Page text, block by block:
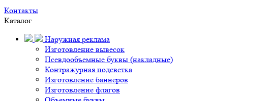
Контакты
Каталог
Наружная реклама
Изготовление вывесок
Псевдообъемные буквы (накладные)
Контражурная подсветка
Изготовление баннеров
Изготовление флагов